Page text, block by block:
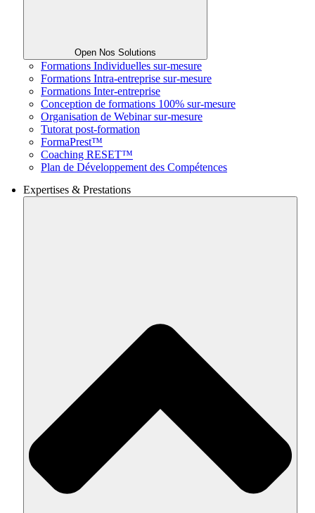
Open Nos Solutions
Formations Individuelles sur-mesure
Formations Intra-entreprise sur-mesure
Formations Inter-entreprise
Conception de formations 100% sur-mesure
Organisation de Webinar sur-mesure
Tutorat post-formation
FormaPrest™
Coaching RESET™
Plan de Développement des Compétences
Expertises & Prestations